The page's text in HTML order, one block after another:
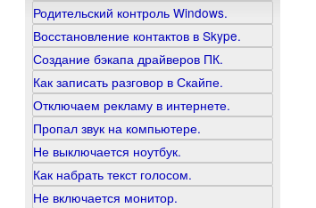
Родительский контроль Windows.
Восстановление контактов в Skype.
Создание бэкапа драйверов ПК.
Как записать разговор в Скайпе.
Отключаем рекламу в интернете.
Пропал звук на компьютере.
Не выключается ноутбук.
Как набрать текст голосом.
Не включается монитор.